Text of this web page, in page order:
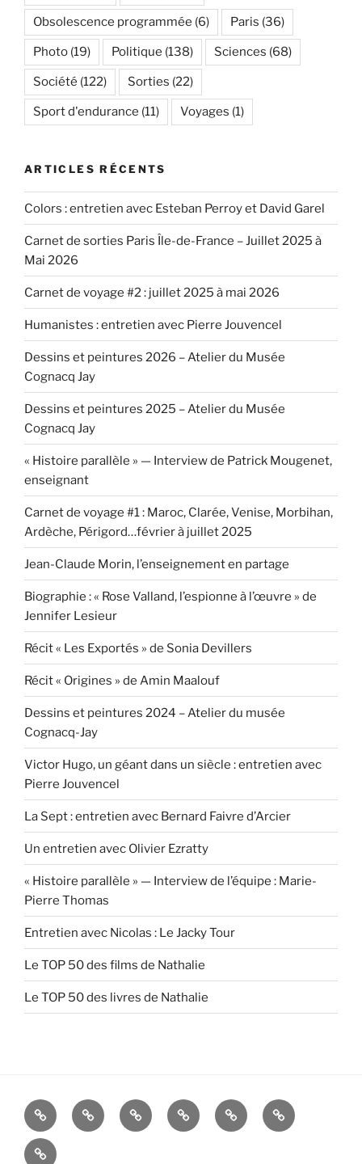
Obsolescence programmée (6) Paris (36)
Photo (19) Politique (138) Sciences (68)
Société (122) Sorties (22)
Sport d'endurance (11) Voyages (1)
ARTICLES RÉCENTS
Colors : entretien avec Esteban Perroy et David Garel
Carnet de sorties Paris Île-de-France – Juillet 2025 à
Mai 2026
Carnet de voyage #2 : juillet 2025 à mai 2026
Humanistes : entretien avec Pierre Jouvencel
Dessins et peintures 2026 – Atelier du Musée
Cognacq Jay
Dessins et peintures 2025 – Atelier du Musée
Cognacq Jay
« Histoire parallèle » — Interview de Patrick Mougenet,
enseignant
Carnet de voyage #1 : Maroc, Clarée, Venise, Morbihan,
Ardèche, Périgord…février à juillet 2025
Jean-Claude Morin, l’enseignement en partage
Biographie : « Rose Valland, l’espionne à l’œuvre » de
Jennifer Lesieur
Récit « Les Exportés » de Sonia Devillers
Récit « Origines » de Amin Maalouf
Dessins et peintures 2024 – Atelier du musée
Cognacq-Jay
Victor Hugo, un géant dans un siècle : entretien avec
Pierre Jouvencel
La Sept : entretien avec Bernard Faivre d’Arcier
Un entretien avec Olivier Ezratty
« Histoire parallèle » — Interview de l’équipe : Marie-
Pierre Thomas
Entretien avec Nicolas : Le Jacky Tour
Le TOP 50 des films de Nathalie
Le TOP 50 des livres de Nathalie
Accueil Blog
Godefroy
Blog
Ariane
Blog
Nathalie
Blog
Lucille
Contact
[RSS]